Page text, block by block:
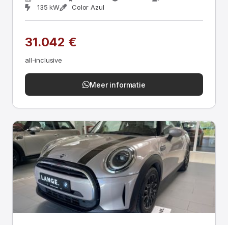
135 kW
Color Azul
31.042 €
all-inclusive
Meer informatie